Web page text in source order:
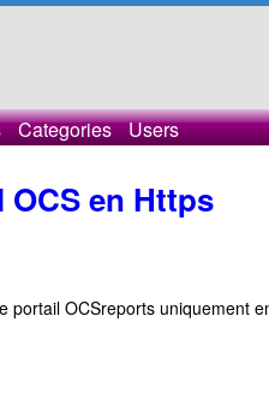
Categories Users
en Https
portail OCSreports uniquement